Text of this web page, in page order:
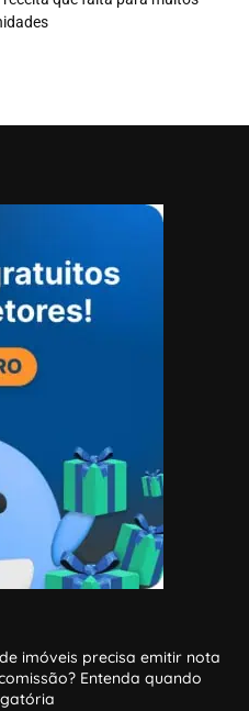
imóveis precisa emitir nota
Entenda quando